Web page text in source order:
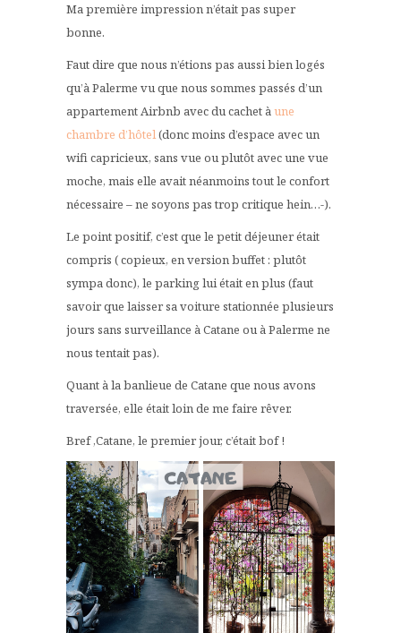
Ma première impression n’était pas super
bonne.
Faut dire que nous n’étions pas aussi bien logés
qu’à Palerme vu que nous sommes passés d’un
appartement Airbnb avec du cachet àune
chambre d’hôtel(donc moins d’espace avec un
wifi capricieux, sans vue ou plutôt avec une vue
moche, mais elle avait néanmoins tout le confort
nécessaire – ne soyons pas trop critique hein…-).
Le point positif, c’est que le petit déjeuner était
compris ( copieux, en version buffet : plutôt
sympa donc), le parking lui était en plus (faut
savoir que laisser sa voiture stationnée plusieurs
jours sans surveillance à Catane ou à Palerme ne
nous tentait pas).
Quant à la banlieue de Catane que nous avons
traversée, elle était loin de me faire rêver.
Bref ,Catane, le premier jour, c’était bof !